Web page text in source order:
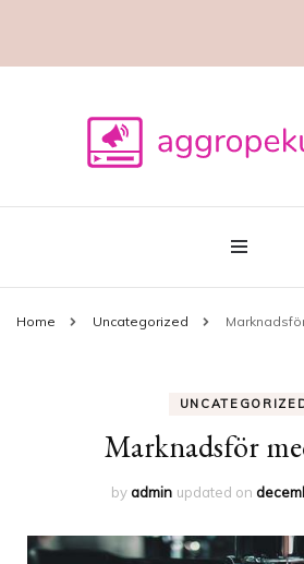
aggropekuliar.se
Home Uncategorized
Marknadsför
byadmin updated on